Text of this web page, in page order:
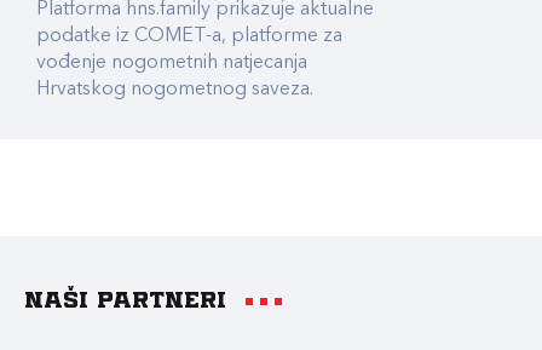
Platforma hns.family prikazuje aktualne
podatke iz COMET-a, platforme za
vođenje nogometnih natjecanja
Hrvatskog nogometnog saveza.
Naši partneri